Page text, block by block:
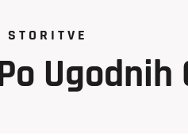
STORITVE
Ugodnih